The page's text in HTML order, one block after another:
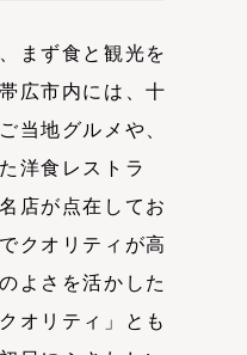
まず食と観光を
広市内には、十
当地グルメや、
洋食レストラ
店が点在してお
クオリティが高
よさを活かした
オリティ」とも